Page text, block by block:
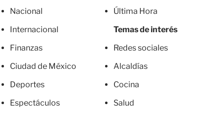
Nacional
Internacional
Finanzas
Ciudad de México
Deportes
Espectáculos
Última Hora
Temas de interés
Redes sociales
Alcaldías
Cocina
Salud